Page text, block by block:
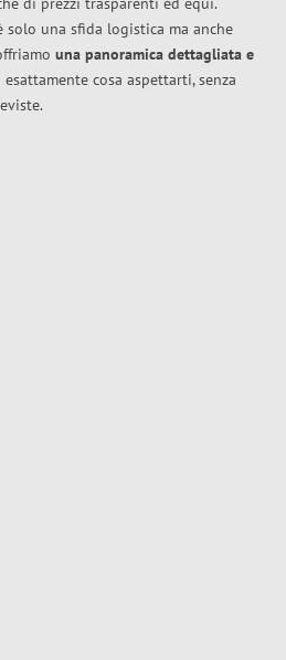
solo una sfida logistica ma anche
una panoramica dettagliata e
cosa aspettarti, senza